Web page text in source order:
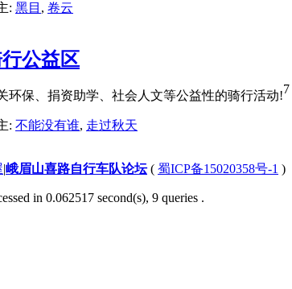
: 黑目 , 卷云
公益区
环保、捐资助学、社会人文等公益性的骑行活动!
: 不能没有谁, 走过秋天
7
|峨眉山喜路自行车队论坛( 蜀ICP备15020358号-1 )
in 0.062517 second(s), 9 queries .